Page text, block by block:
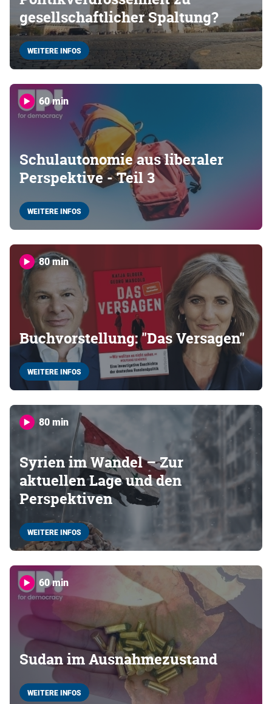
gesellschaftlicher Spaltung?
WEITERE INFOS
60 min
Schulautonomie aus liberaler
Perspektive - Teil 3
WEITERE INFOS
80 min
Buchvorstellung: "Das Versagen"
WEITERE INFOS
80 min
Syrien im Wandel – Zur
aktuellen Lage und den
Perspektiven
WEITERE INFOS
60 min
Sudan im Ausnahmezustand
WEITERE INFOS